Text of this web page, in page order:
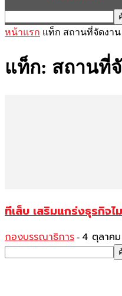
หน้าแรก แท็ก สถานที่จัดงาน
แท็ก: สถานที่
ทีเส็บ เสริมแกร่งธุรกิจ
กองบรรณาธิการ - 4 ตุลาค